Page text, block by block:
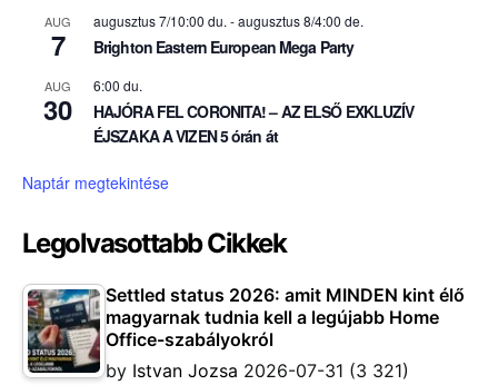
AUG
7
augusztus 7/10:00 du. -augusztus 8/4:00 de.
Brighton Eastern European Mega Party
AUG
30
6:00 du.
HAJÓRA FEL CORONITA! – AZ ELSŐ EXKLUZÍV
ÉJSZAKA A VIZEN 5 órán át
Naptár megtekintése
Legolvasottabb Cikkek
Settled status 2026: amit MINDEN kint élő
magyarnak tudnia kell a legújabb Home
Office-szabályokról
by Istvan Jozsa 2026-07-31 (3 321)